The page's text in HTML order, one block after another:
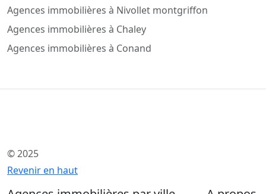
Agences immobilières à Nivollet montgriffon
Agences immobilières à Chaley
Agences immobilières à Conand
© 2025
Revenir en haut